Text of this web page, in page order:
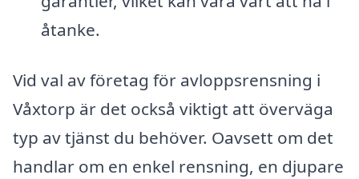
åtanke.
Vid val av företag för avloppsrensning i
Våxtorp är det också viktigt att överväga
typ av tjänst du behöver. Oavsett om det
handlar om en enkel rensning, en djupare